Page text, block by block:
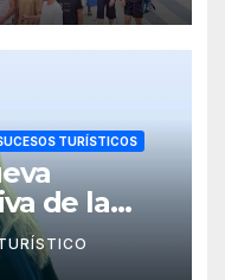
TURÍSTICOS
de la
Costa